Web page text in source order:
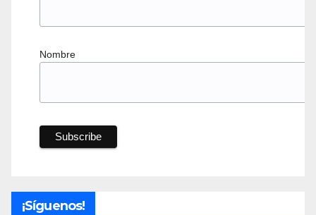
Nombre
¡Síguenos!